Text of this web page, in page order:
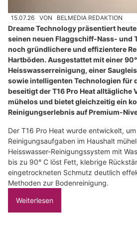
15.07.26 VON BELMEDIA REDAKTION
Dreame Technology präsentiert heute
seinen neuen Flaggschiff-Nass- und
noch gründlichere und effizientere
Hartböden. Ausgestattet mit einer
Heisswasserreinigung, einer
sowie intelligenten Technologien für
beseitigt der T16 Pro Heat alltägliche
mühelos und bietet gleichzeitig ein
Reinigungserlebnis auf Premium-
Der T16 Pro Heat wurde entwickelt,
Reinigungsaufgaben im Haushalt
Heisswasser-Reinigungssystem mit
bis zu 90° C löst Fett, klebrige
eingetrockneten Schmutz deutlich
Methoden zur Bodenreinigung.
Weiterlesen